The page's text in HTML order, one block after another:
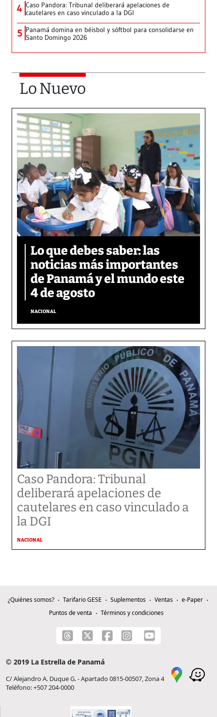
4 Caso Pandora: Tribunal deliberará apelaciones de
cautelares en caso vinculado a la DGI
5 Panamá domina en béisbol y sóftbol para consolidarse en
Santo Domingo 2026
Lo Nuevo
Lo que debes saber: las
noticias más importantes
de Panamá y el mundo este
4 de agosto
NACIONAL
Caso Pandora: Tribunal
deliberará apelaciones de
cautelares en caso vinculado a
la DGI
NACIONAL
¿Quiénes somos? Tarifario GESE Suplementos Ventas
e-Paper
Puntos de venta
Términos y condiciones
© 2019 La Estrella de Panamá
C/ Alejandro A. Duque G. - Apartado 0815-00507, Zona 4
Teléfono: +507 204-0000